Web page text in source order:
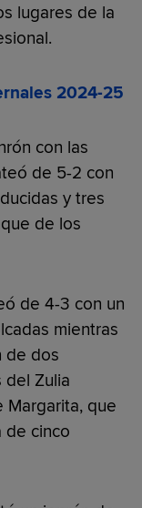
lugares de la
2024-25
con las
de 5-2 con
y tres
de los
de 4-3 con un
mientras
de dos
del Zulia
Margarita, que
de cinco